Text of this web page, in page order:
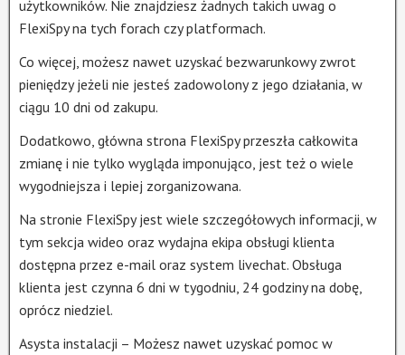
użytkowników. Nie znajdziesz żadnych takich uwag o
FlexiSpy na tych forach czy platformach.
Co więcej, możesz nawet uzyskać bezwarunkowy zwrot
pieniędzy jeżeli nie jesteś zadowolony z jego działania, w
ciągu 10 dni od zakupu.
Dodatkowo, główna strona FlexiSpy przeszła całkowita
zmianę i nie tylko wygląda imponująco, jest też o wiele
wygodniejsza i lepiej zorganizowana.
Na stronie FlexiSpy jest wiele szczegółowych informacji, w
tym sekcja wideo oraz wydajna ekipa obsługi klienta
dostępna przez e-mail oraz system livechat. Obsługa
klienta jest czynna 6 dni w tygodniu, 24 godziny na dobę,
oprócz niedziel.
Asysta instalacji – Możesz nawet uzyskać pomoc w